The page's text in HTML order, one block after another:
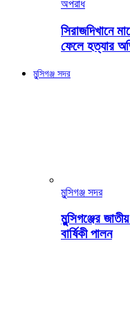
অপরাধ
সিরাজদিখানে
ফেলে হত্যার
মুন্সিগঞ্জ সদর
মুন্সিগঞ্জ সদর
মুন্সিগঞ্জের
বার্ষিকী পালন